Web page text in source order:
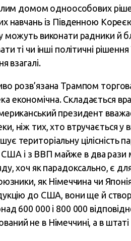
домом одноособових
навчань із Південною
виконати радники й
ті чи інші політичні
взагалі.
розв’язана Трампом
економічна. Складається
президент
ніж тих, хто втручається у
територіальну цілісність
США і з ВВП майже в два
хоч як парадоксально, є
як Німеччина чи
до США, вони ще й
600 000 і 800 000
не в Німеччині, а в